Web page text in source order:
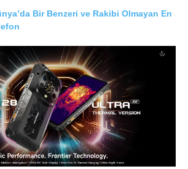
Bir Benzeri ve Rakibi Olmayan En